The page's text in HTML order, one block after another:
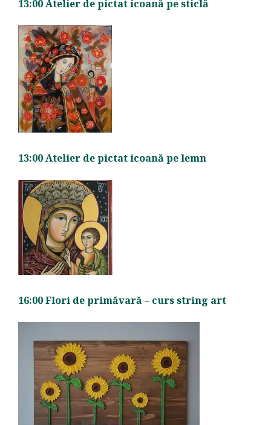
13:00 Atelier de pictat icoană pe sticlă
13:00 Atelier de pictat icoană pe lemn
16:00 Flori de primăvară – curs string art